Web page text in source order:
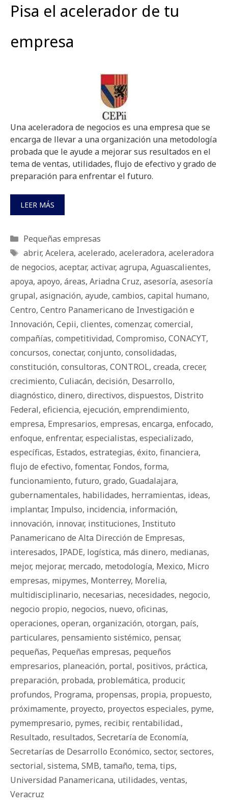
Pisa el acelerador de tu
empresa
Una aceleradora de negocios es una empresa que se
encarga de llevar a una organización una metodología
probada que le ayude a mejorar sus resultados en el
tema de ventas, utilidades, flujo de efectivo y grado de
preparación para enfrentar el futuro.
LEER MÁS
Categorías
Pequeñas empresas
Etiquetas
abrir, Acelera, acelerado, aceleradora, aceleradora
de negocios, aceptar, activar, agrupa, Aguascalientes,
apoya, apoyo, áreas, Ariadna Cruz, asesoría, asesoría
grupal, asignación, ayude, cambios, capital humano,
Centro, Centro Panamericano de Investigación e
Innovación, Cepii, clientes, comenzar, comercial,
compañías, competitividad, Compromiso, CONACYT,
concursos, conectar, conjunto, consolidadas,
constitución, consultoras, CONTROL, creada, crecer,
crecimiento, Culiacán, decisión, Desarrollo,
diagnóstico, dinero, directivos, dispuestos, Distrito
Federal, eficiencia, ejecución, emprendimiento,
empresa, Empresarios, empresas, encarga, enfocado,
enfoque, enfrentar, especialistas, especializado,
específicas, Estados, estrategias, éxito, financiera,
flujo de efectivo, fomentar, Fondos, forma,
funcionamiento, futuro, grado, Guadalajara,
gubernamentales, habilidades, herramientas, ideas,
implantar, Impulso, incidencia, información,
innovación, innovar, instituciones, Instituto
Panamericano de Alta Dirección de Empresas,
interesados, IPADE, logística, más dinero, medianas,
mejor, mejorar, mercado, metodología, Mexico, Micro
empresas, mipymes, Monterrey, Morelia,
multidisciplinario, necesarias, necesidades, negocio,
negocio propio, negocios, nuevo, oficinas,
operaciones, operan, organización, otorgan, país,
particulares, pensamiento sistémico, pensar,
pequeñas, Pequeñas empresas, pequeños
empresarios, planeación, portal, positivos, práctica,
preparación, probada, problemática, producir,
profundos, Programa, propensas, propia, propuesto,
próximamente, proyecto, proyectos especiales, pyme,
pymempresario, pymes, recibir, rentabilidad.,
Resultado, resultados, Secretaría de Economía,
Secretarías de Desarrollo Económico, sector, sectores,
sectorial, sistema, SMB, tamaño, tema, tips,
Universidad Panamericana, utilidades, ventas,
Veracruz